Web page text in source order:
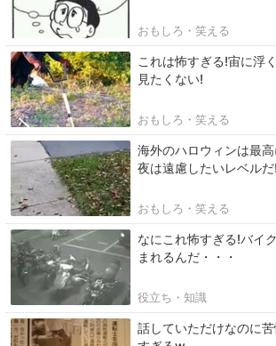
おもしろ・笑える
これは怖すぎる!宙に浮
見たくない!
おもしろ・笑える
海外のハロウィンは最高
夜は遠慮したいレベルだ!
おもしろ・笑える
なにこれ怖すぎる!バイ
まれるんだ・・・
役立ち・知識
話していただけなのに